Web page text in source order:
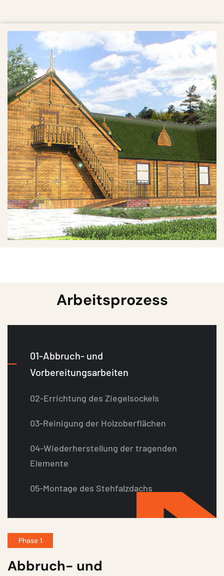
Arbeitsprozess
01-Abbruch- und
Vorbereitungsarbeiten
02-Errichtung des Ziegelsockels
03-Reinigung der Holzoberflächen
04-Wiederherstellung der tragenden
Elemente
05-Montage des Stehfalzdachs
Phase 1
Abbruch- und